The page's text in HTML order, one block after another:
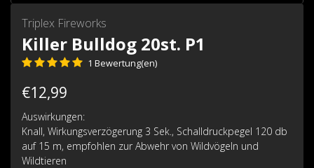
Triplex Fireworks
Killer Bulldog 20st. P1
1 Bewertung(en)
€12,99
Auswirkungen:
Knall, Wirkungsverzögerung 3 Sek., Schalldruckpegel 120 db
auf 15 m, empfohlen zur Abwehr von Wildvögeln und
Wildtieren